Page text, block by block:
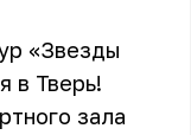
«Звезды
в Тверь!
зала